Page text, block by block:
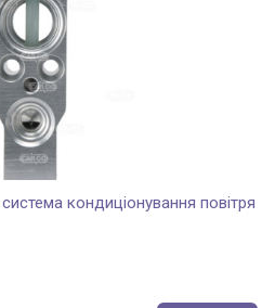
кондиціонування повітря